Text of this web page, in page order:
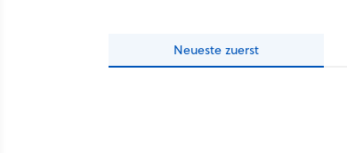
Neueste zuerst